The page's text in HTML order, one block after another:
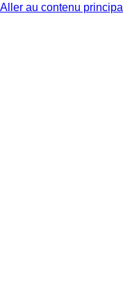
Aller au contenu principal